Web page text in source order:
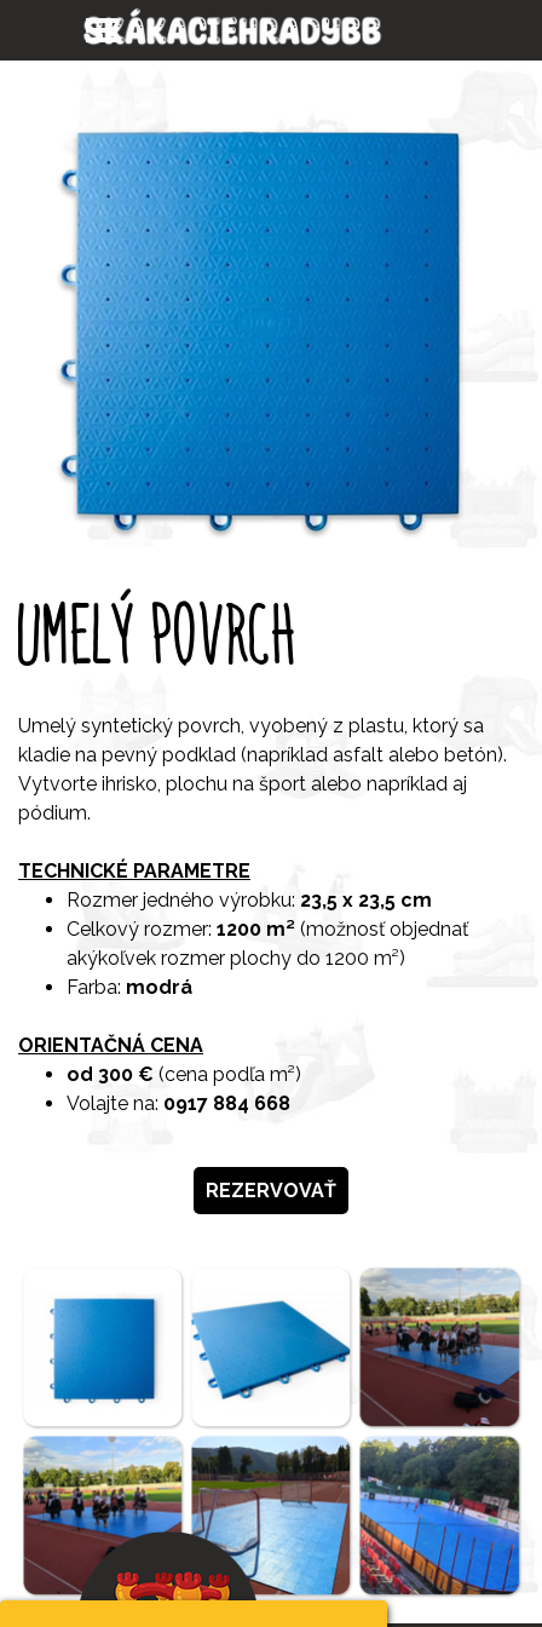
UMELÝ POVRCH
Umelý syntetický povrch, vyobený z plastu, ktorý sa
kladie na pevný podklad (napríklad asfalt alebo betón).
Vytvorte ihrisko, plochu na šport alebo napríklad aj
pódium.
TECHNICKÉ PARAMETRE
Rozmer jedného výrobku: 23,5 x 23,5 cm
Celkový rozmer: 1200 m² (možnosť objednať
akýkoľvek rozmer plochy do 1200 m²)
Farba: modrá
ORIENTAČNÁ CENA
od 300 € (cena podľa m²)
Volajte na: 0917 884 668
REZERVOVAŤ